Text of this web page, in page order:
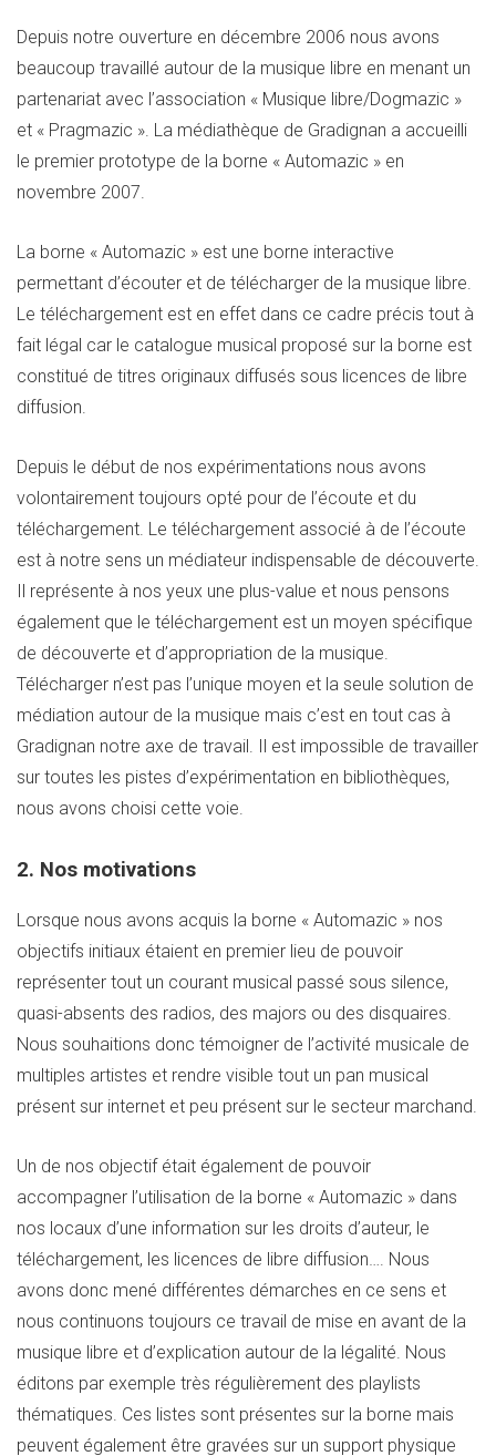
Depuis notre ouverture en décembre 2006 nous avons
beaucoup travaillé autour de la musique libre en menant un
partenariat avec l’association « Musique libre/Dogmazic »
et « Pragmazic ». La médiathèque de Gradignan a accueilli
le premier prototype de la borne « Automazic » en
novembre 2007.
La borne « Automazic » est une borne interactive
permettant d’écouter et de télécharger de la musique libre.
Le téléchargement est en effet dans ce cadre précis tout à
fait légal car le catalogue musical proposé sur la borne est
constitué de titres originaux diffusés sous licences de libre
diffusion.
Depuis le début de nos expérimentations nous avons
volontairement toujours opté pour de l’écoute et du
téléchargement. Le téléchargement associé à de l’écoute
est à notre sens un médiateur indispensable de découverte.
Il représente à nos yeux une plus-value et nous pensons
également que le téléchargement est un moyen spécifique
de découverte et d’appropriation de la musique.
Télécharger n’est pas l’unique moyen et la seule solution de
médiation autour de la musique mais c’est en tout cas à
Gradignan notre axe de travail. Il est impossible de travailler
sur toutes les pistes d’expérimentation en bibliothèques,
nous avons choisi cette voie.
2. Nos motivations
Lorsque nous avons acquis la borne « Automazic » nos
objectifs initiaux étaient en premier lieu de pouvoir
représenter tout un courant musical passé sous silence,
quasi-absents des radios, des majors ou des disquaires.
Nous souhaitions donc témoigner de l’activité musicale de
multiples artistes et rendre visible tout un pan musical
présent sur internet et peu présent sur le secteur marchand.
Un de nos objectif était également de pouvoir
accompagner l’utilisation de la borne « Automazic » dans
nos locaux d’une information sur les droits d’auteur, le
téléchargement, les licences de libre diffusion…. Nous
avons donc mené différentes démarches en ce sens et
nous continuons toujours ce travail de mise en avant de la
musique libre et d’explication autour de la légalité. Nous
éditons par exemple très régulièrement des playlists
thématiques. Ces listes sont présentes sur la borne mais
peuvent également être gravées sur un support physique